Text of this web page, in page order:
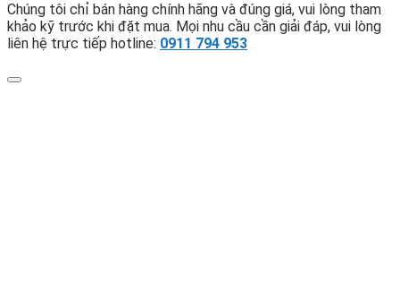
Chúng tôi chỉ bán hàng chính hãng và đúng giá, vui lòng tham
khảo kỹ trước khi đặt mua. Mọi nhu cầu cần giải đáp, vui lòng
liên hệ trực tiếp hotline: 0911 794 953